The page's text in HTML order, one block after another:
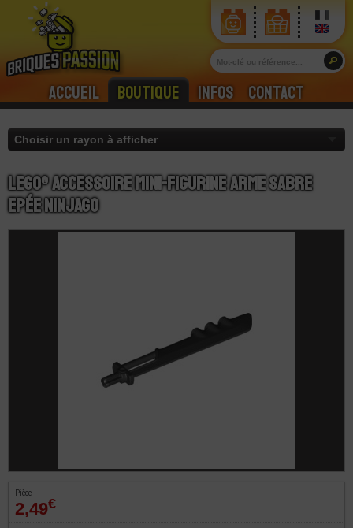
Accueil Boutique Infos Contact
LEGO® Accessoire Mini-Figurine Arme Sabre
Epée Ninjago
Pièce
2,49€